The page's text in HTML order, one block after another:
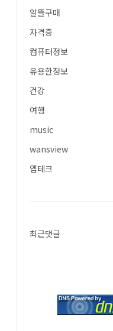
알뜰구매
자격증
컴퓨터정보
유용한정보
건강
여행
music
wansview
앱테크
최근댓글